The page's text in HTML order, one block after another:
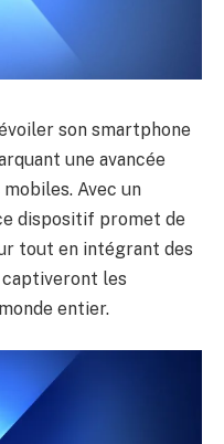
son smartphone
une avancée
Avec un
dispositif promet de
tout en intégrant des
les
entier.